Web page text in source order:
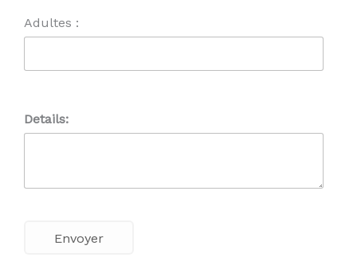
Adultes :
Details: